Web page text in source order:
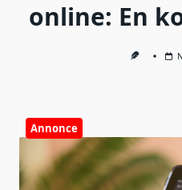
online: En
Annonce